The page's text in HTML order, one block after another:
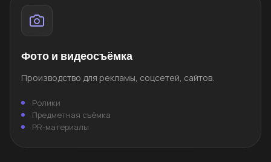
Фото и видеосъёмка
Производство для рекламы, соцсетей, сайтов.
Ролики
Предметная съёмка
PR-материалы